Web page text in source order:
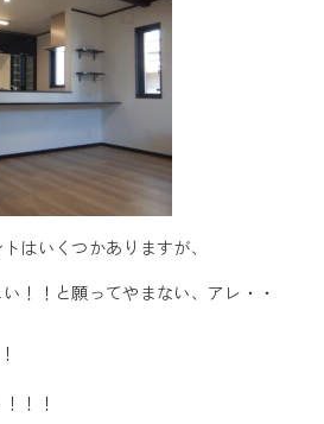
はいくつかありますが、
！！と願ってやまない、アレ・・
！！